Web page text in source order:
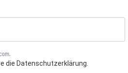
die Datenschutzerklärung.